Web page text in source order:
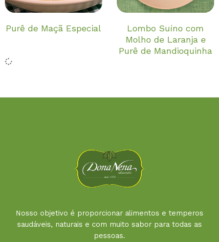
Purê de Maçã Especial
Lombo Suíno com
Molho de Laranja e
Purê de Mandioquinha
Nosso objetivo é proporcionar alimentos e temperos
saudáveis, naturais e com muito sabor para todas as
pessoas.